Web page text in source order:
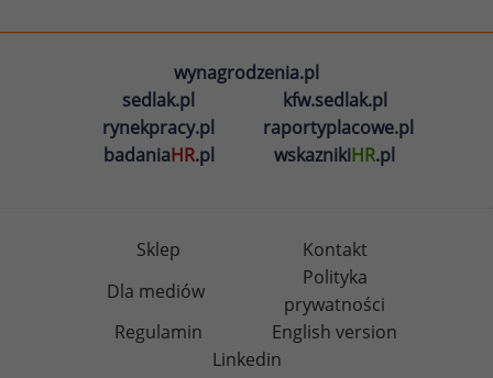
wynagrodzenia.pl
sedlak.pl
kfw.sedlak.pl
rynekpracy.pl
raportyplacowe.pl
badaniaHR.pl wskaznikiHR.pl
Sklep
Kontakt
Dla mediów
Polityka
prywatności
Regulamin
English version
Linkedin